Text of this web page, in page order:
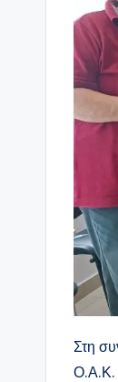
Στη
Ο.Α.Κ.